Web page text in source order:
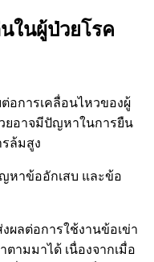
ในผู้ป่วยโรค
อการเคลื่อนไหวของผู้
ยอาจมีปัญหาในการยืน
ล้มสูง
หาข้ออักเสบ และข้อ
ผลต่อการใช้งานข้อเข่า
ตามมาได้ เนื่องจากเมื่อ